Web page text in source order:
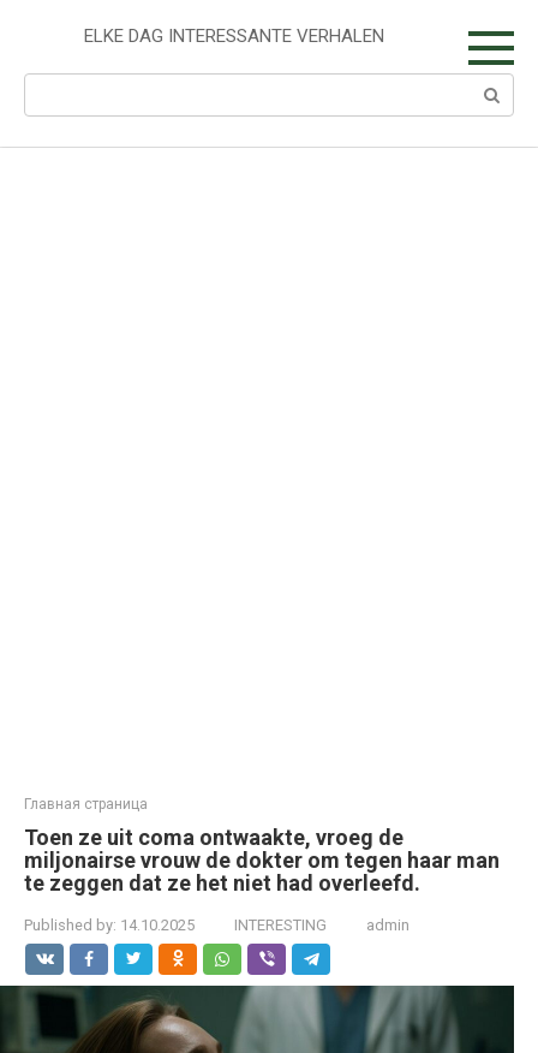
ELKE DAG INTERESSANTE VERHALEN
Search:
Главная страница
Toen ze uit coma ontwaakte, vroeg de
miljonairse vrouw de dokter om tegen haar man
te zeggen dat ze het niet had overleefd.
Published by: 14.10.2025 INTERESTING admin